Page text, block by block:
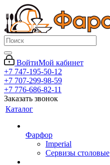
ВойтиМой кабинет
+7 747-195-50-12
+7 707-299-98-59
+7 776-686-82-11
Заказать звонок
Каталог
Фарфор
Imperial
Сервизы столовые